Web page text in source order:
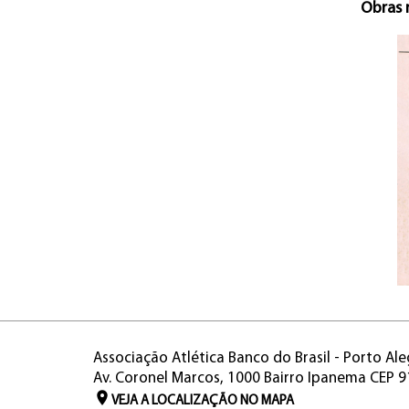
Obras
Associação Atlética Banco do Brasil - Porto
Av. Coronel Marcos, 1000 Bairro Ipanema CEP
VEJA A LOCALIZAÇÃO NO MAPA